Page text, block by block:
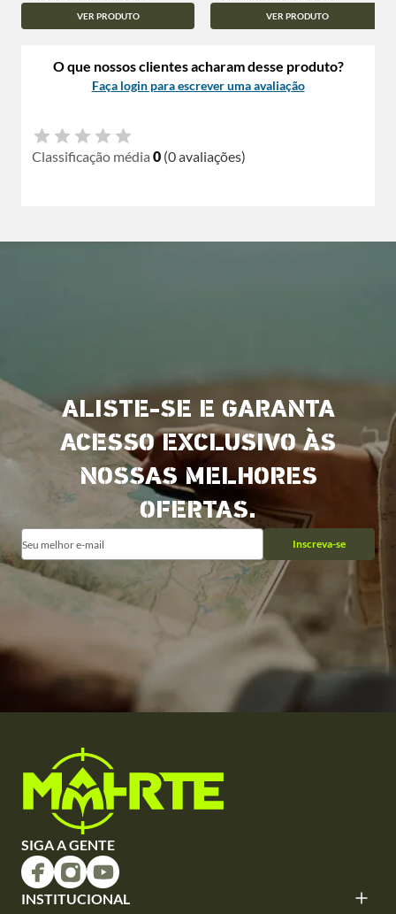
VER PRODUTO VER PRODUTO
O que nossos clientes acharam desse produto?
Faça login para escrever uma avaliação
Classificação média 0 (0 avaliações)
ALISTE-SE E GARANTA
ACESSO EXCLUSIVO ÀS
NOSSAS MELHORES
OFERTAS.
Inscreva-se
SIGA A GENTE
INSTITUCIONAL